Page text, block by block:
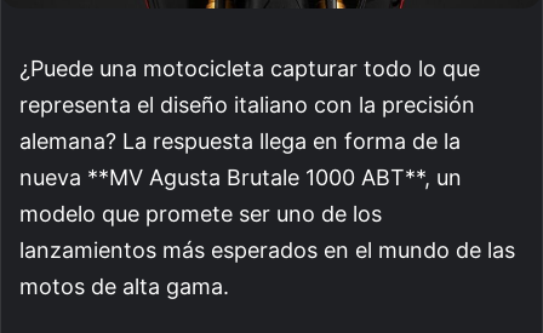
¿Puede una motocicleta capturar todo lo que
representa el diseño italiano con la precisión
alemana? La respuesta llega en forma de la
nueva **MV Agusta Brutale 1000 ABT**, un
modelo que promete ser uno de los
lanzamientos más esperados en el mundo de las
motos de alta gama.